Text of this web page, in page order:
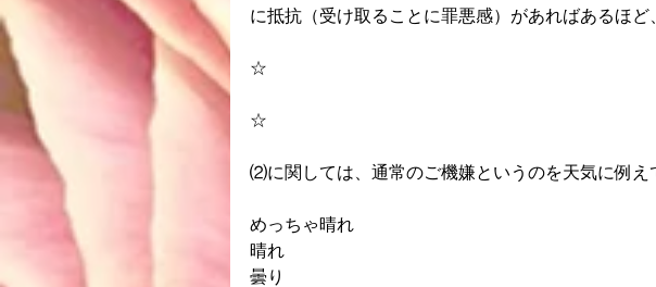
に抵抗（受け取ることに罪悪感）があればあるほど
☆
☆
⑵に関しては、通常のご機嫌というのを天気に例え
めっちゃ晴れ
晴れ
曇り